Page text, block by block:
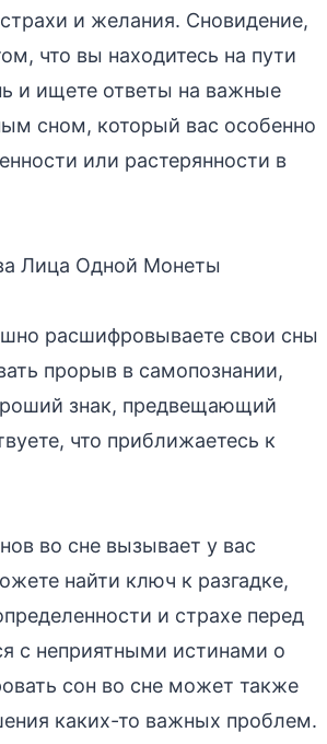
и желания. Сновидение,
что вы находитесь на пути
и ищете ответы на важные
сном, который вас особенно
или растерянности в
Лица Одной Монеты
расшифровываете свои сны
прорыв в самопознании,
знак, предвещающий
что приближаетесь к
во сне вызывает у вас
найти ключ к разгадке,
и страхе перед
с неприятными истинами о
сон во сне может также
каких-то важных проблем.